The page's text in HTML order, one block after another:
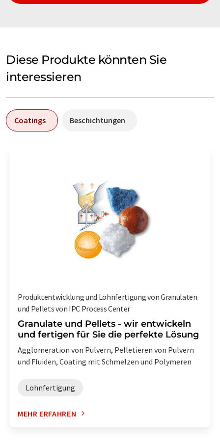
Diese Produkte könnten Sie
interessieren
Coatings Beschichtungen
Produktentwicklung und Lohnfertigung von Granulaten
und Pellets von IPC Process Center
Granulate und Pellets - wir entwickeln
und fertigen für Sie die perfekte Lösung
Agglomeration von Pulvern, Pelletieren von Pulvern
und Fluiden, Coating mit Schmelzen und Polymeren
Lohnfertigung
MEHR ERFAHREN